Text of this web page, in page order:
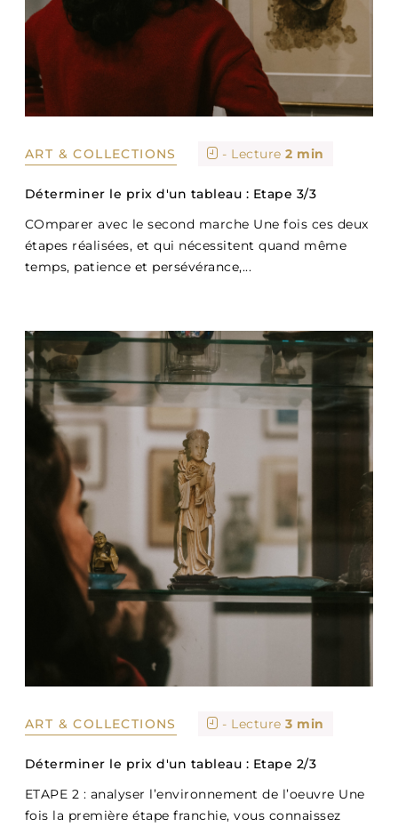
ART & COLLECTIONS - Lecture2 min
Déterminer le prix d'un tableau : Etape 3/3
COmparer avec le second marche Une fois ces deux
étapes réalisées, et qui nécessitent quand même
temps, patience et persévérance,...
ART & COLLECTIONS - Lecture3 min
Déterminer le prix d'un tableau : Etape 2/3
ETAPE 2 : analyser l’environnement de l’oeuvre Une
fois la première étape franchie, vous connaissez